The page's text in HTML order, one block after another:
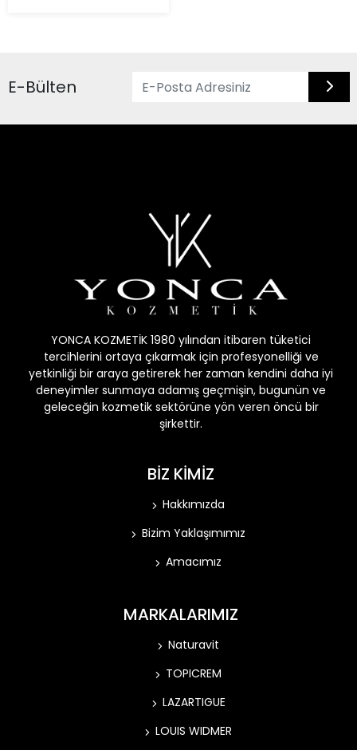
E-Bülten
YONCA KOZMETİK 1980 yılından itibaren tüketici
tercihlerini ortaya çıkarmak için profesyonelliği ve
yetkinliği bir araya getirerek her zaman kendini daha iyi
deneyimler sunmaya adamış geçmişin, bugunün ve
geleceğin kozmetik sektörüne yön veren öncü bir
şirkettir.
BİZ KİMİZ
Hakkımızda
Bizim Yaklaşımımız
Amacımız
MARKALARIMIZ
Naturavit
TOPICREM
LAZARTIGUE
LOUIS WIDMER